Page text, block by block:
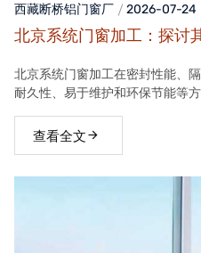
西藏断桥铝门窗厂 2026-07-24
北京系统门窗加工：探讨
北京系统门窗加工在密封性能、
耐久性、易于维护和环保节能等
位。查看全文